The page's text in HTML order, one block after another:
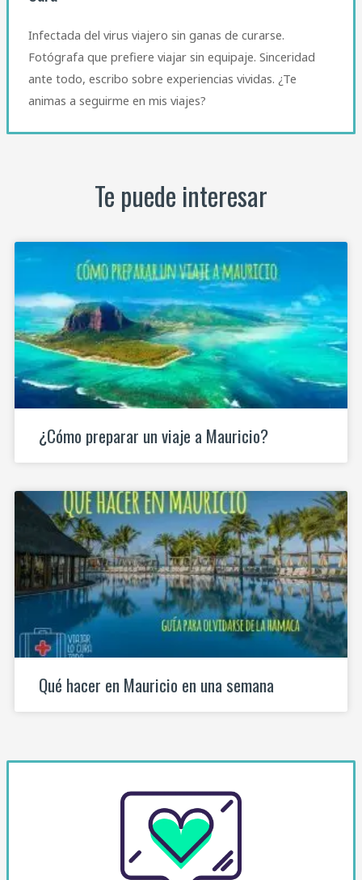
Infectada del virus viajero sin ganas de curarse.
Fotógrafa que prefiere viajar sin equipaje. Sinceridad
ante todo, escribo sobre experiencias vividas. ¿Te
animas a seguirme en mis viajes?
Te puede interesar
¿Cómo preparar un viaje a Mauricio?
Qué hacer en Mauricio en una semana